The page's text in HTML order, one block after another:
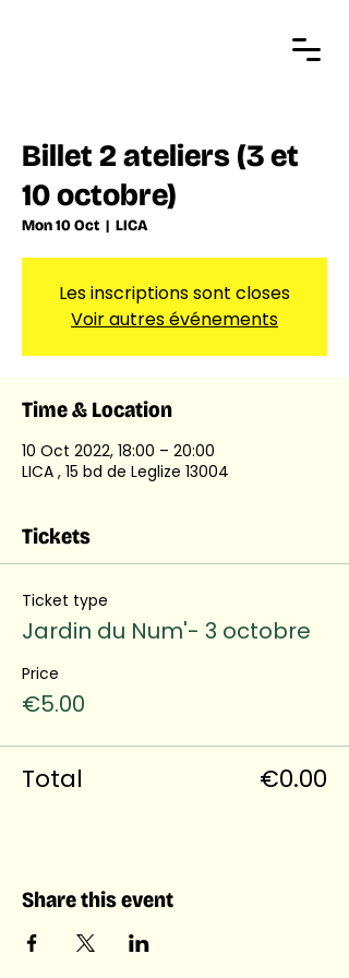
Billet 2 ateliers (3 et
10 octobre)
Mon 10 Oct
  |
LICA
Les inscriptions sont closes
Voir autres événements
Time & Location
10 Oct 2022, 18:00 – 20:00
LICA , 15 bd de Leglize 13004
Tickets
Ticket type
Jardin du Num'- 3 octobre
Price
€5.00
Total €0.00
Share this event